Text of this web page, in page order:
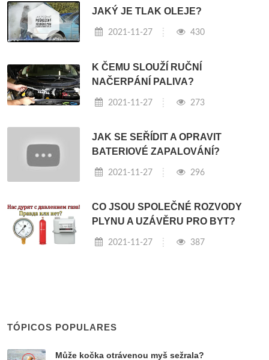
JAKÝ JE TLAK OLEJE?
2021-11-27 430
K ČEMU SLOUŽÍ RUČNÍ
NAČERPÁNÍ PALIVA?
2021-11-27 273
JAK SE SEŘÍDIT A OPRAVIT
BATERIOVÉ ZAPALOVÁNÍ?
2021-11-27 296
CO JSOU SPOLEČNÉ ROZVODY
PLYNU A UZÁVĚRU PRO BYT?
2021-11-27 387
TÓPICOS POPULARES
Může kočka otrávenou myš sežrala?